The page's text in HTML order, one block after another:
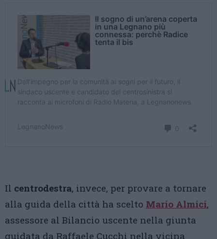
Il centrodestra, invece, per provare a tornare
alla guida della città ha scelto Mario Almici,
assessore al Bilancio uscente nella giunta
guidata da Raffaele Cucchi nella vicina